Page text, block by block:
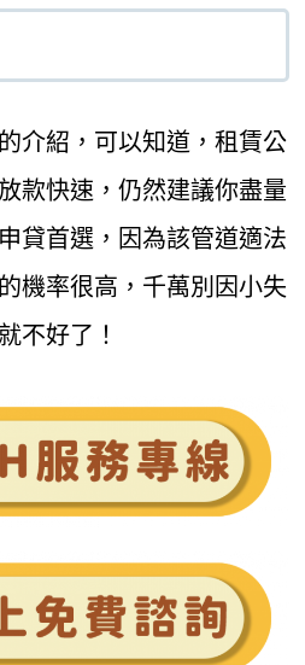
介紹，可以知道，租賃公
款快速，仍然建議你盡量
貸首選，因為該管道適法
機率很高，千萬別因小失
不好了！